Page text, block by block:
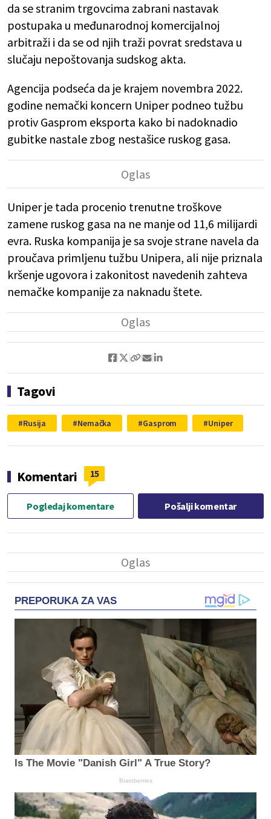
da se stranim trgovcima zabrani nastavak
postupaka u međunarodnoj komercijalnoj
arbitraži i da se od njih traži povrat sredstava u
slučaju nepoštovanja sudskog akta.
Agencija podseća da je krajem novembra 2022.
godine nemački koncern Uniper podneo tužbu
protiv Gasprom eksporta kako bi nadoknadio
gubitke nastale zbog nestašice ruskog gasa.
Uniper je tada procenio trenutne troškove
zamene ruskog gasa na ne manje od 11,6 milijardi
evra. Ruska kompanija je sa svoje strane navela da
proučava primljenu tužbu Unipera, ali nije priznala
kršenje ugovora i zakonitost navedenih zahteva
nemačke kompanije za naknadu štete.
Tagovi
Rusija Nemačka Gasprom Uniper
Komentari 15
Pogledaj komentare Pošalji komentar
PREPORUKA ZA VAS
Is The Movie "Danish Girl" A True Story?
Brainberries